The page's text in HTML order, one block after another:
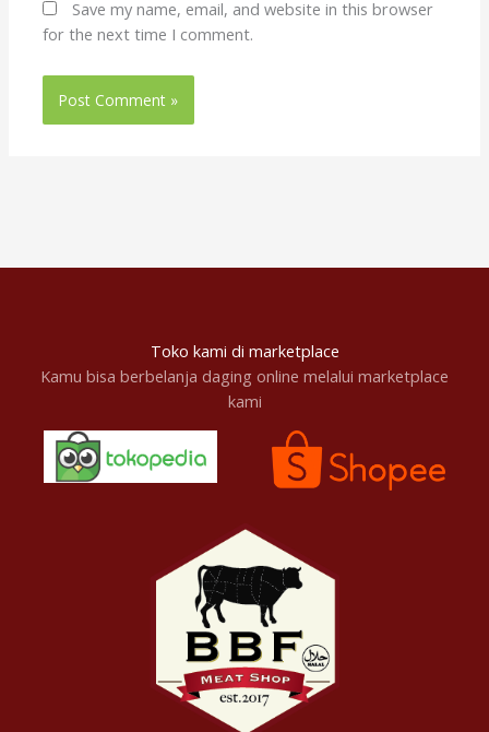
Save my name, email, and website in this browser
for the next time I comment.
Toko kami di marketplace
Kamu bisa berbelanja daging online melalui marketplace
kami